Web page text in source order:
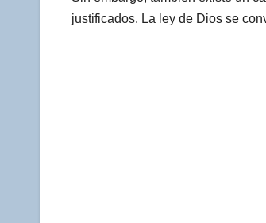
justificados. La ley de Dios se